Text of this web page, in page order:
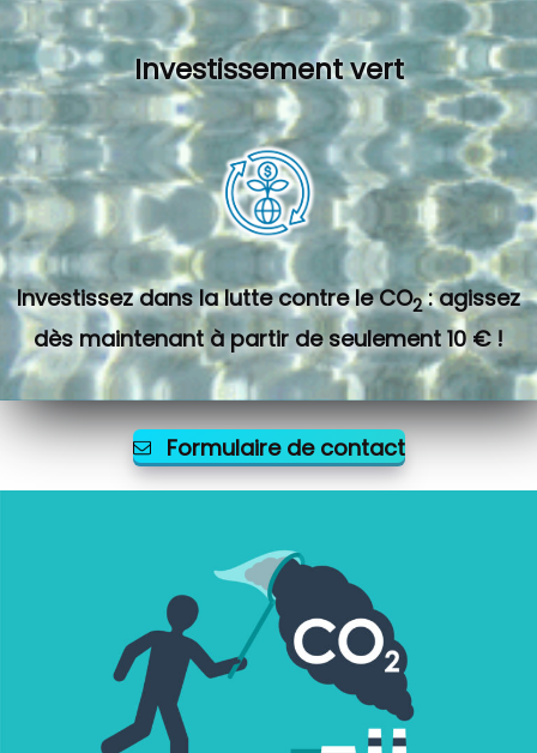
Investissement vert
Investissez dans la lutte contre le CO2 : agissez
dès maintenant à partir de seulement 10 € !
Formulaire de contact